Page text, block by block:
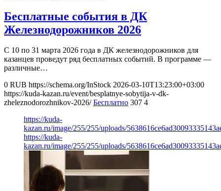
Бесплатные события в ДК
Железнодорожников 2026
С 10 по 31 марта 2026 года в ДК железнодорожников для
казанцев проведут ряд бесплатных событий. В программе —
различные…
0 RUB https://schema.org/InStock 2026-03-10T13:23:00+03:00
https://kuda-kazan.ru/event/besplatnye-sobytija-v-dk-
zheleznodorozhnikov-2026/ Бесплатно 307 4
https://kuda-
kazan.ru/image/255/255/uploads/
https://kuda-
kazan.ru/image/255/255/uploads/